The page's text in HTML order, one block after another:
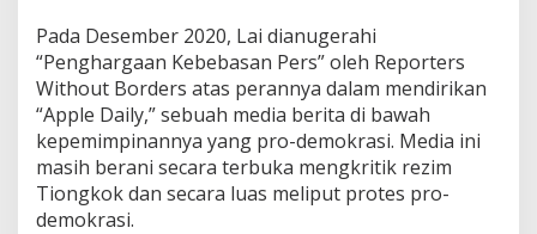
Pada Desember 2020, Lai dianugerahi
“Penghargaan Kebebasan Pers” oleh Reporters
Without Borders atas perannya dalam mendirikan
“Apple Daily,” sebuah media berita di bawah
kepemimpinannya yang pro-demokrasi. Media ini
masih berani secara terbuka mengkritik rezim
Tiongkok dan secara luas meliput protes pro-
demokrasi.